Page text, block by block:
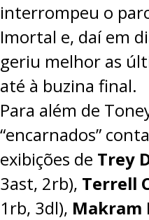
interrompeu o
Imortal e, daí em
geriu melhor as
até à buzina final.
Para além de
“encarnados”
exibições de Trey
3ast, 2rb), Terrell
1rb, 3dl), Makram